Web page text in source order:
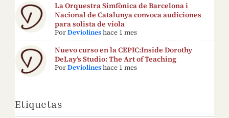
La Orquestra Simfònica de Barcelona i
Nacional de Catalunya convoca audiciones
para solista de viola
PorDeviolines hace 1 mes
Nuevo curso en la CEPIC:Inside Dorothy
DeLay’s Studio: The Art of Teaching
PorDeviolines hace 1 mes
Etiquetas